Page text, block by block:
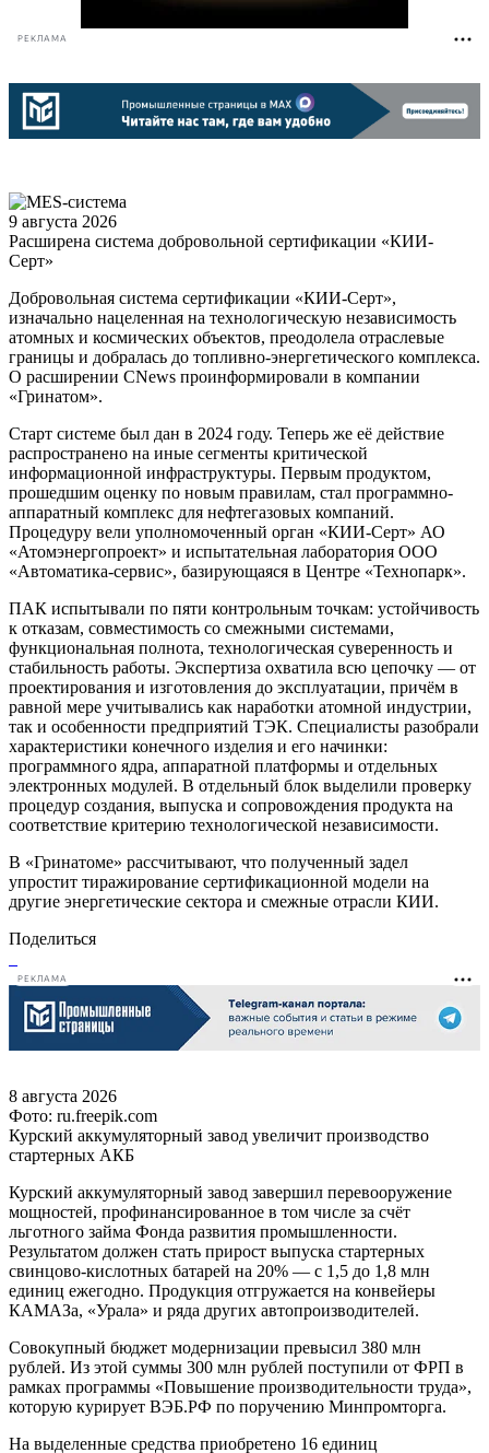
РЕКЛАМА
9 августа 2026
Расширена система добровольной сертификации «КИИ-
Серт»
Добровольная система сертификации «КИИ-Серт»,
изначально нацеленная на технологическую независимость
атомных и космических объектов, преодолела отраслевые
границы и добралась до топливно-энергетического комплекса.
О расширении CNews проинформировали в компании
«Гринатом».
Старт системе был дан в 2024 году. Теперь же её действие
распространено на иные сегменты критической
информационной инфраструктуры. Первым продуктом,
прошедшим оценку по новым правилам, стал программно-
аппаратный комплекс для нефтегазовых компаний.
Процедуру вели уполномоченный орган «КИИ-Серт» АО
«Атомэнергопроект» и испытательная лаборатория ООО
«Автоматика-сервис», базирующаяся в Центре «Технопарк».
ПАК испытывали по пяти контрольным точкам: устойчивость
к отказам, совместимость со смежными системами,
функциональная полнота, технологическая суверенность и
стабильность работы. Экспертиза охватила всю цепочку — от
проектирования и изготовления до эксплуатации, причём в
равной мере учитывались как наработки атомной индустрии,
так и особенности предприятий ТЭК. Специалисты разобрали
характеристики конечного изделия и его начинки:
программного ядра, аппаратной платформы и отдельных
электронных модулей. В отдельный блок выделили проверку
процедур создания, выпуска и сопровождения продукта на
соответствие критерию технологической независимости.
В «Гринатоме» рассчитывают, что полученный задел
упростит тиражирование сертификационной модели на
другие энергетические сектора и смежные отрасли КИИ.
Поделиться
РЕКЛАМА
8 августа 2026
Фото: ru.freepik.com
Курский аккумуляторный завод увеличит производство
стартерных АКБ
Курский аккумуляторный завод завершил перевооружение
мощностей, профинансированное в том числе за счёт
льготного займа Фонда развития промышленности.
Результатом должен стать прирост выпуска стартерных
свинцово-кислотных батарей на 20% — с 1,5 до 1,8 млн
единиц ежегодно. Продукция отгружается на конвейеры
КАМАЗа, «Урала» и ряда других автопроизводителей.
Совокупный бюджет модернизации превысил 380 млн
рублей. Из этой суммы 300 млн рублей поступили от ФРП в
рамках программы «Повышение производительности труда»,
которую курирует ВЭБ.РФ по поручению Минпромторга.
На выделенные средства приобретено 16 единиц